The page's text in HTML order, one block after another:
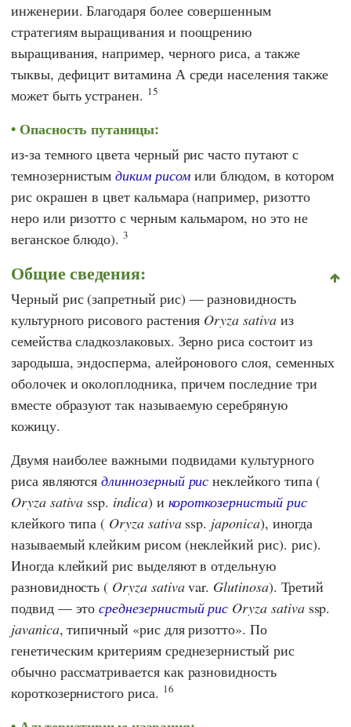
инженерии. Благодаря более совершенным
стратегиям выращивания и поощрению
выращивания, например, черного риса, а также
тыквы, дефицит витамина А среди населения также
может быть устранен. 15
Опасность путаницы:
из-за темного цвета черный рис часто путают с
темнозернистымдиким рисомили блюдом, в котором
рис окрашен в цвет кальмара (например, ризотто
неро или ризотто с черным кальмаром, но это не
веганское блюдо).3
Общие сведения:
Черный рис (запретный рис) — разновидность
культурного рисового растения Oryza sativaиз
семейства сладкозлаковых. Зерно риса состоит из
зародыша, эндосперма, алейронового слоя, семенных
оболочек и околоплодника, причем последние три
вместе образуют так называемую серебряную
кожицу.
Двумя наиболее важными подвидами культурного
риса являютсядлиннозерный рис неклейкого типа (
Oryza sativa ssp. indica) и короткозернистый рис
клейкого типа ( Oryza sativassp. japonica), иногда
называемый клейким рисом (неклейкий рис). рис).
Иногда клейкий рис выделяют в отдельную
разновидность ( Oryza sativavar. Glutinosa). Третий
подвид — этосреднезернистый рис Oryza sativassp.
javanica, типичный «рис для ризотто». По
генетическим критериям среднезернистый рис
обычно рассматривается как разновидность
короткозернистого риса. 16